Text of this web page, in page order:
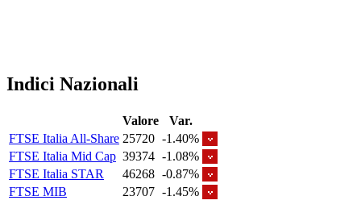
Indici Nazionali
Valore
Var.
FTSE Italia All-Share 25720 -1.40%
FTSE Italia Mid Cap 39374 -1.08%
FTSE Italia STAR
46268 -0.87%
FTSE MIB
23707 -1.45%